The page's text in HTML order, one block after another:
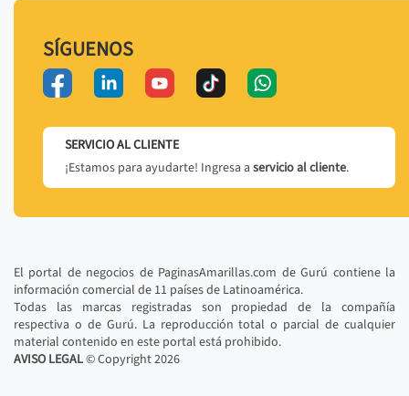
SÍGUENOS
SERVICIO AL CLIENTE
¡Estamos para ayudarte! Ingresa a servicio al cliente.
El portal de negocios de PaginasAmarillas.com de Gurú contiene la
información comercial de 11 países de Latinoamérica.
Todas las marcas registradas son propiedad de la compañía
respectiva o de Gurú. La reproducción total o parcial de cualquier
material contenido en este portal está prohibido.
AVISO LEGAL© Copyright2026